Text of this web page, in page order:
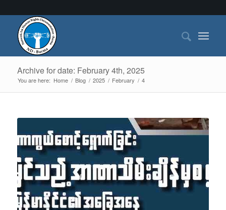
Archive for date: February 4th, 2025
You are here: Home / Blog / 2025 / February / 4